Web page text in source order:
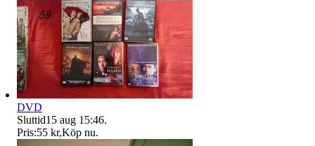
DVD
Sluttid15 aug 15:46.
Pris:55 kr,Köp nu.